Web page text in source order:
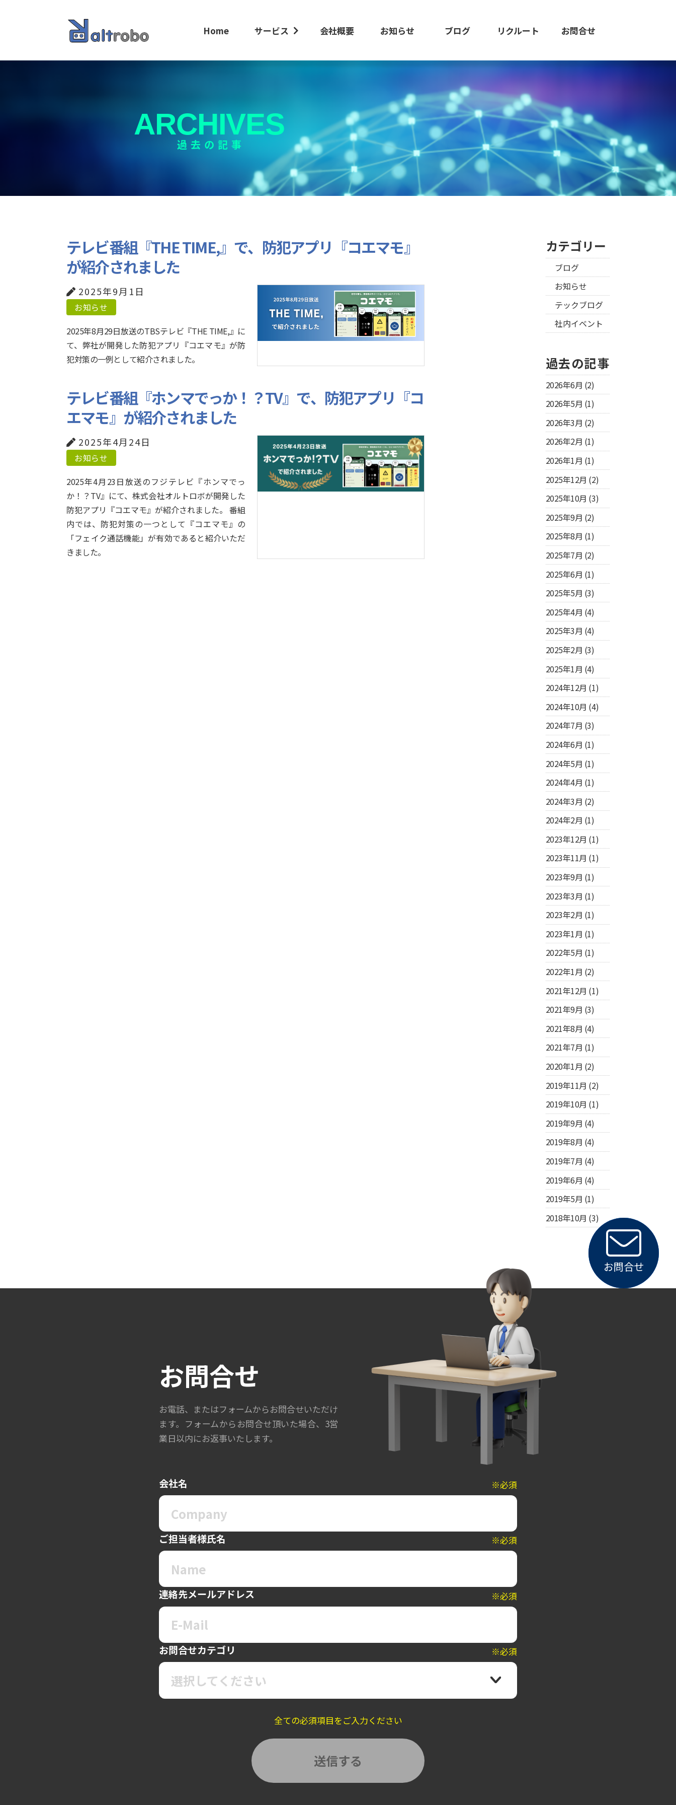
Home サービス 会社概要 お知らせ ブログ リクルート お問合せ
ARCHIVES
過去の記事
テレビ番組『THE TIME,』で、防犯アプリ『コエマモ』
が紹介されました
2025年9月1日
お知らせ
2025年8月29日放送のTBSテレビ『THE TIME,』に
て、弊社が開発した防犯アプリ『コエマモ』が防
犯対策の一例として紹介されました。
テレビ番組『ホンマでっか！？TV』で、防犯アプリ『コ
エマモ』が紹介されました
2025年4月24日
お知らせ
2025年4月23日放送のフジテレビ『ホンマでっ
か！？TV』にて、株式会社オルトロボが開発した
防犯アプリ『コエマモ』が紹介されました。 番組
内では、防犯対策の一つとして『コエマモ』の
「フェイク通話機能」が有効であると紹介いただ
きました。
カテゴリー
ブログ
お知らせ
テックブログ
社内イベント
過去の記事
2026年6月 (2)
2026年5月 (1)
2026年3月 (2)
2026年2月 (1)
2026年1月 (1)
2025年12月 (2)
2025年10月 (3)
2025年9月 (2)
2025年8月 (1)
2025年7月 (2)
2025年6月 (1)
2025年5月 (3)
2025年4月 (4)
2025年3月 (4)
2025年2月 (3)
2025年1月 (4)
2024年12月 (1)
2024年10月 (4)
2024年7月 (3)
2024年6月 (1)
2024年5月 (1)
2024年4月 (1)
2024年3月 (2)
2024年2月 (1)
2023年12月 (1)
2023年11月 (1)
2023年9月 (1)
2023年3月 (1)
2023年2月 (1)
2023年1月 (1)
2022年5月 (1)
2022年1月 (2)
2021年12月 (1)
2021年9月 (3)
2021年8月 (4)
2021年7月 (1)
2020年1月 (2)
2019年11月 (2)
2019年10月 (1)
2019年9月 (4)
2019年8月 (4)
2019年7月 (4)
2019年6月 (4)
2019年5月 (1)
2018年10月 (3)
お問合せ
お問合せ
お電話、またはフォームからお問合せいただけ
ます。フォームからお問合せ頂いた場合、3営
業日以内にお返事いたします。
会社名 ※必須
ご担当者様氏名 ※必須
連絡先メールアドレス ※必須
お問合せカテゴリ ※必須
選択してください
全ての必須項目をご入力ください